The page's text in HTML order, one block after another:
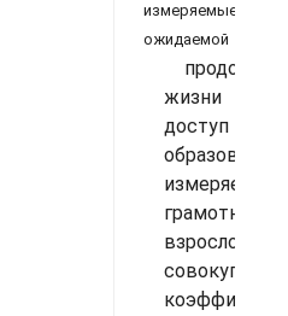
измеряемые
ожидаемой
жизни при
грамотности
взрослого